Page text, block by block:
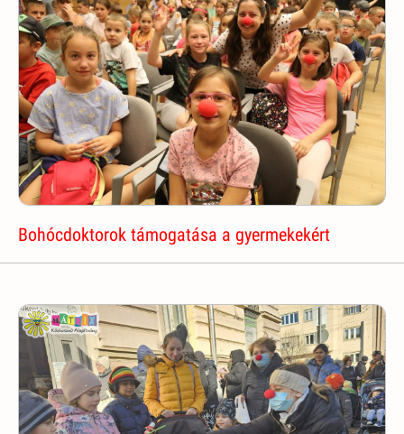
Bohócdoktorok támogatása a gyermekekért